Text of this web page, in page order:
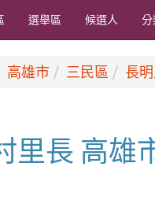
選舉區 候選人 分
高雄市 三民區 長
里長 高雄